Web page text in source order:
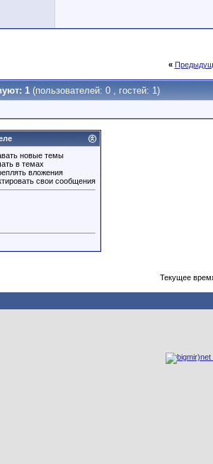
«
1 (пользователей: 0 , гостей: 1)
новые темы
в темах
вложения
свои сообщения
Текущее